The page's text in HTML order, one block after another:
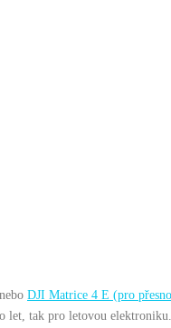
DJI Matrice 4 E (pro
let, tak pro letovou